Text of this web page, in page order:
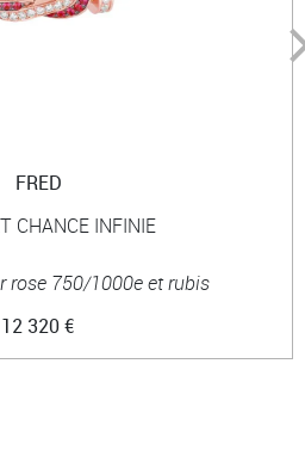
FRED
CHANCE INFINIE
rose 750/1000e et rubis
12 320 €